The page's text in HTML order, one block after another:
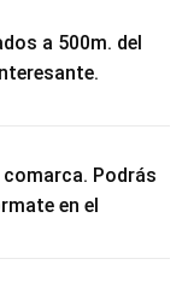
a 500m. del
comarca. Podrás
en el